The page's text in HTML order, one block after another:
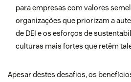
para empresas com valores
organizações que priorizam a
de DEI e os esforços de
culturas mais fortes que retêm
Apesar destes desafios, os